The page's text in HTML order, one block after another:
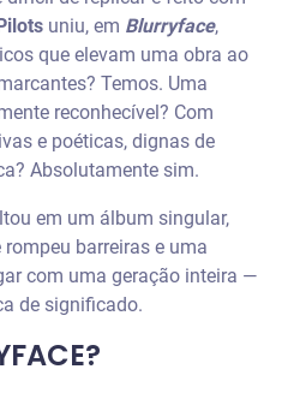
uniu, em Blurryface,
que elevam uma obra ao
Temos. Uma
reconhecível? Com
e poéticas, dignas de
Absolutamente sim.
em um álbum singular,
barreiras e uma
com uma geração inteira —
de significado.